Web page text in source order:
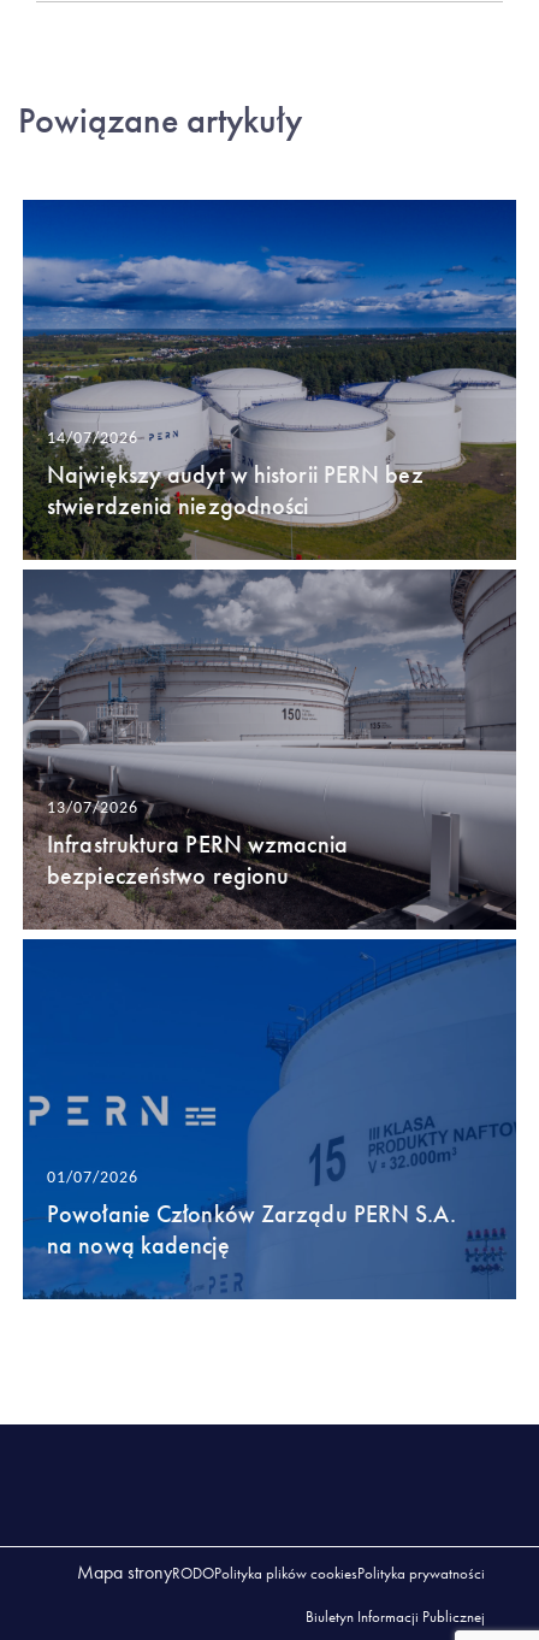
Powiązane artykuły
14/07/2026
Największy audyt w historii PERN bez
stwierdzenia niezgodności
13/07/2026
Infrastruktura PERN wzmacnia
bezpieczeństwo regionu
01/07/2026
Powołanie Członków Zarządu PERN S.A.
na nową kadencję
Mapa stronyRODOPolityka plików cookiesPolityka prywatności
Biuletyn Informacji Publicznej